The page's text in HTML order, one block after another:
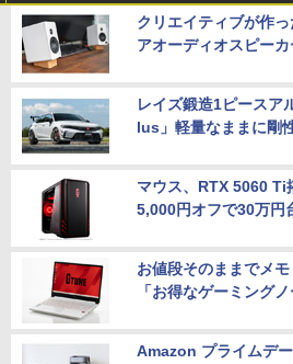
クリエイティブが作
アオーディオスピーカ
レイズ鍛造1ピースア
lus」軽量なままに剛
マウス、RTX 5060 Ti
5,000円オフで30万円
お値段そのままでメ
「お得なゲーミングノ
Amazon プライムデ